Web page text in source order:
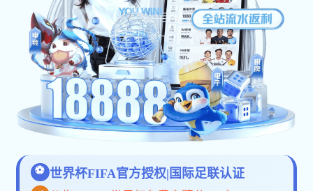
当前位置:首页>> 招生就业 >> 招生信息网 >> 信息公告
天啦噜啦2023年各科类专业录
天啦噜啦:
来源：招生就业处 2024年06月28日 作者：